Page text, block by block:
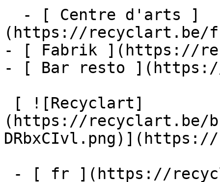
(https://recyclart.be/
- [ Fabrik ](https://
- [ Bar resto
(https://recyclart.be/